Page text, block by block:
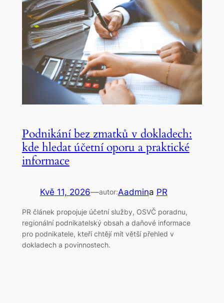
Podnikání bez zmatků v dokladech:
kde hledat účetní oporu a praktické
informace
Kvě 11, 2026—autor:Aadmina PR
PR článek propojuje účetní služby, OSVČ poradnu,
regionální podnikatelský obsah a daňové informace
pro podnikatele, kteří chtějí mít větší přehled v
dokladech a povinnostech.